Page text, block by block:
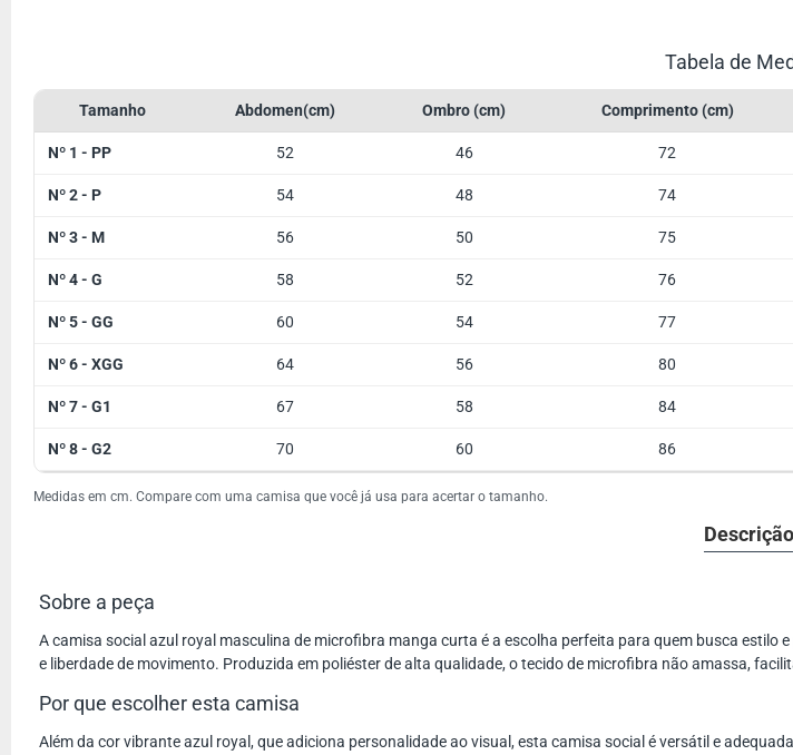
Tabela de
Tamanho Abdomen(cm) Ombro (cm) Comprimento (cm)
Nº 1 - PP 52 46 72
Nº 2 - P 54 48 74
Nº 3 - M 56 50 75
Nº 4 - G 58 52 76
Nº 5 - GG 60 54 77
Nº 6 - XGG 64 56 80
Nº 7 - G1 67 58 84
Nº 8 - G2 70 60 86
Medidas em cm. Compare com uma camisa que você já usa para acertar o tamanho.
Descrição
Sobre a peça
A camisa social azul royal masculina de microfibra manga curta é a escolha perfeita para quem busca
e liberdade de movimento. Produzida em poliéster de alta qualidade, o tecido de microfibra não amassa,
Por que escolher esta camisa
Além da cor vibrante azul royal, que adiciona personalidade ao visual, esta camisa social é versátil e